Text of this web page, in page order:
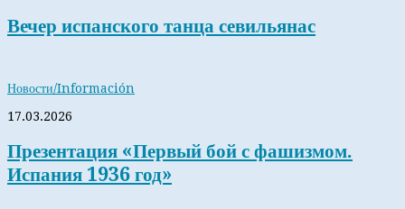
Вечер испанского танца севильянас
Новости/Información
17.03.2026
Презентация «Первый бой с фашизмом.
Испания 1936 год»